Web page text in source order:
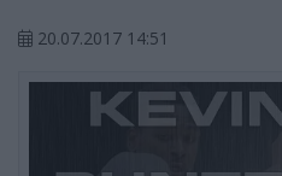
20.07.2017 14:51